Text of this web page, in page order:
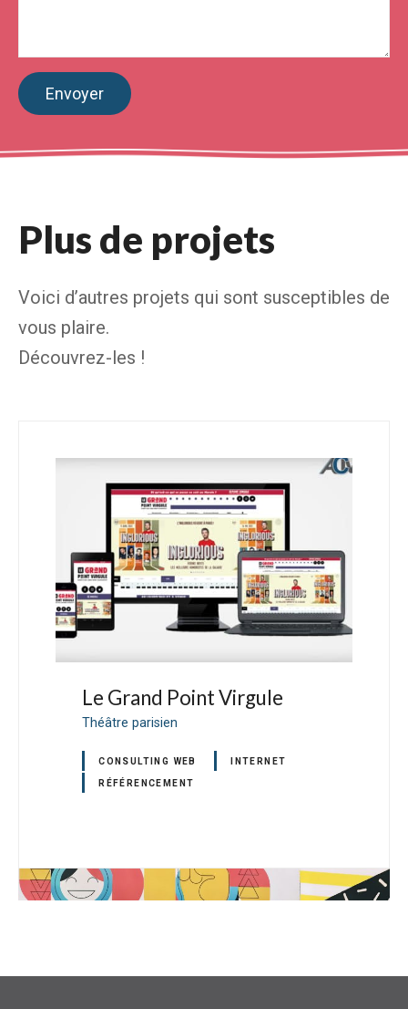
Envoyer
Plus de projets
Voici d’autres projets qui sont susceptibles de
vous plaire.
Découvrez-les !
Le Grand Point Virgule
Théâtre parisien
CONSULTING WEB INTERNET
RÉFÉRENCEMENT